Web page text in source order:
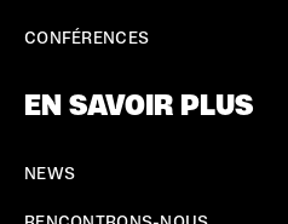
CONFÉRENCES
EN SAVOIR PLUS
NEWS